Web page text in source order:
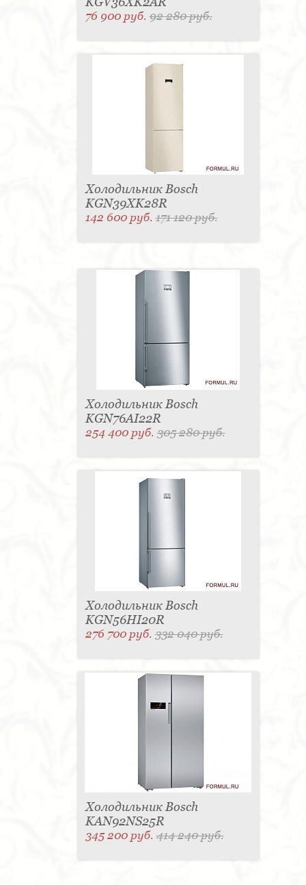
76 900 руб.92 280 руб.
Холодильник Bosch
KGN39XK28R
142 600 руб.171 120 руб.
Холодильник Bosch
KGN76AI22R
254 400 руб.305 280 руб.
Холодильник Bosch
KGN56HI20R
276 700 руб.332 040 руб.
Холодильник Bosch
KAN92NS25R
345 200 руб.414 240 руб.